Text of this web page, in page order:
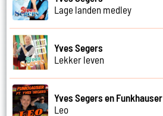
Lage landen medley
Yves Segers
Lekker leven
Yves Segers en Funkhauser
Leo